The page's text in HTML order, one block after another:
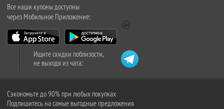
Все наши купоны доступны
через Мобильное Приложение:
Ищите скидки поблизости,
не выходя из чата:
Сэкономьте до 90% при любых покупках
Подпишитесь на самые выгодные предложения